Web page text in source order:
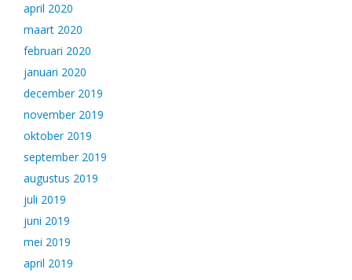
april 2020
maart 2020
februari 2020
januari 2020
december 2019
november 2019
oktober 2019
september 2019
augustus 2019
juli 2019
juni 2019
mei 2019
april 2019